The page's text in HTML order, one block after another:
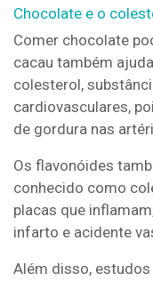
Chocolate e o
Comer chocolate
cacau também
colesterol,
cardiovasculares,
de gordura nas
Os flavonóides
conhecido como
placas que
infarto e acidente
Além disso,